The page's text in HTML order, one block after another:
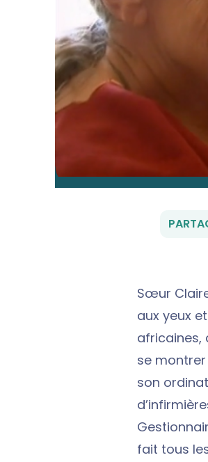
Sœur
aux yeux
africaines,
se
son
fait tous